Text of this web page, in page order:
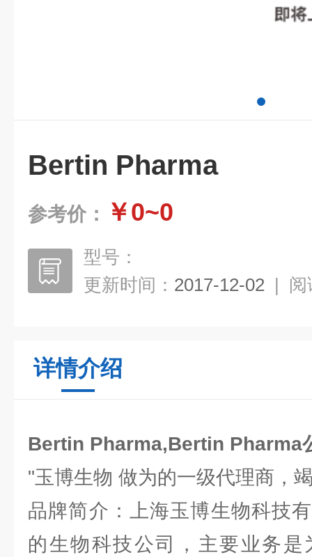
Bertin Pharma
参考价： ￥0~0
型号：
更新时间： 2017-12-02 | 阅
详情介绍
Bertin Pharma,Bertin Pharma
"玉博生物 做为的一级代理商，
品牌简介：上海玉博生物科技
的生物科技公司，主要业务